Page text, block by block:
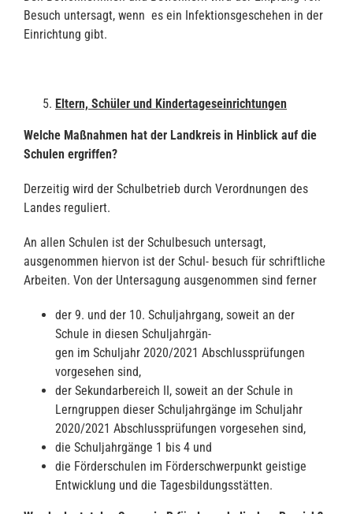
Besuch untersagt, wenn es ein Infektionsgeschehen in der
Einrichtung gibt.
Eltern, Schüler und Kindertageseinrichtungen
Welche Maßnahmen hat der Landkreis in Hinblick auf die
Schulen ergriffen?
Derzeitig wird der Schulbetrieb durch Verordnungen des
Landes reguliert.
An allen Schulen ist der Schulbesuch untersagt,
ausgenommen hiervon ist der Schul- besuch für schriftliche
Arbeiten. Von der Untersagung ausgenommen sind ferner
der 9. und der 10. Schuljahrgang, soweit an der
Schule in diesen Schuljahrgän-
gen im Schuljahr 2020/2021 Abschlussprüfungen
vorgesehen sind,
der Sekundarbereich II, soweit an der Schule in
Lerngruppen dieser Schuljahrgänge im Schuljahr
2020/2021 Abschlussprüfungen vorgesehen sind,
die Schuljahrgänge 1 bis 4 und
die Förderschulen im Förderschwerpunkt geistige
Entwicklung und die Tagesbildungsstätten.